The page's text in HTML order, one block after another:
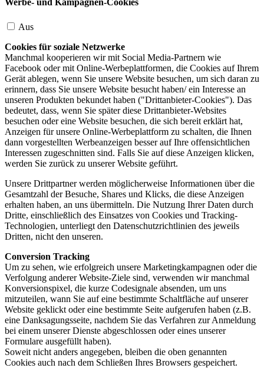
Werbe- und Kampagnen-Cookies
Aus
Cookies für soziale Netzwerke
Manchmal kooperieren wir mit Social Media-Partnern wie
Facebook oder mit Online-Werbeplattformen, die Cookies auf Ihrem
Gerät ablegen, wenn Sie unsere Website besuchen, um sich daran zu
erinnern, dass Sie unsere Website besucht haben/ ein Interesse an
unseren Produkten bekundet haben ("Drittanbieter-Cookies"). Das
bedeutet, dass, wenn Sie später diese Drittanbieter-Websites
besuchen oder eine Website besuchen, die sich bereit erklärt hat,
Anzeigen für unsere Online-Werbeplattform zu schalten, die Ihnen
dann vorgestellten Werbeanzeigen besser auf Ihre offensichtlichen
Interessen zugeschnitten sind. Falls Sie auf diese Anzeigen klicken,
werden Sie zurück zu unserer Website geführt.
Unsere Drittpartner werden möglicherweise Informationen über die
Gesamtzahl der Besuche, Shares und Klicks, die diese Anzeigen
erhalten haben, an uns übermitteln. Die Nutzung Ihrer Daten durch
Dritte, einschließlich des Einsatzes von Cookies und Tracking-
Technologien, unterliegt den Datenschutzrichtlinien des jeweils
Dritten, nicht den unseren.
Conversion Tracking
Um zu sehen, wie erfolgreich unsere Marketingkampagnen oder die
Verfolgung anderer Website-Ziele sind, verwenden wir manchmal
Konversionspixel, die kurze Codesignale absenden, um uns
mitzuteilen, wann Sie auf eine bestimmte Schaltfläche auf unserer
Website geklickt oder eine bestimmte Seite aufgerufen haben (z.B.
eine Danksagungsseite, nachdem Sie das Verfahren zur Anmeldung
bei einem unserer Dienste abgeschlossen oder eines unserer
Formulare ausgefüllt haben).
Soweit nicht anders angegeben, bleiben die oben genannten
Cookies auch nach dem Schließen Ihres Browsers gespeichert.